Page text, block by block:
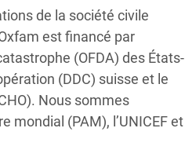
nombreux et plus
aux abus et violations.
de la société civile
est financé par
(OFDA) des États-
(DDC) suisse et le
Nous sommes
mondial (PAM), l’UNICEF et